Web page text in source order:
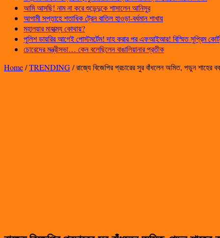
আমি আসছি! নাম না করে শুভেন্দুকে শাসালেন আনিসুর
আগামী সপ্তাহে শতাধিক ট্রেন বাতিল হাওড়া-বর্ধমান শাখায়
মহালয়ার মাহাত্ম্য কোথায়?
পুলিশ ডায়রির আগেই পোস্টমর্টেম! দাহ করার পর এফআইআর! বিস্মিত সুপ্রিম কোর্ট
চোরেদের মন্ত্রীসভা… কেন বলেছিলেন বাঙালিয়ানার প্রতীক
Home/TRENDING/রাজ্যে বিজেপির প্রচারের সুর বাঁধলেন অমিত, পড়ুন শাহের